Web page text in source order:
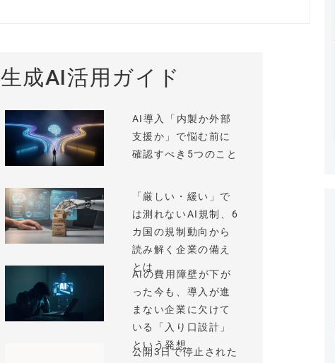
生成AI活用ガイド
AI導入「内製か外部
支援か」で悩む前に
確認すべき5つのこと
「厳しい・緩い」で
は測れないAI規制、6
カ国の規制動向から
読み解く企業の備え
とは
AIの費用障壁が下が
った今も、導入が進
まない企業に欠けて
いる「入り口設計」
という発想
公開3日で停止された